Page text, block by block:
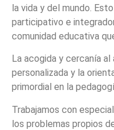
la vida y del mundo.
participativo e
comunidad educativa
La acogida y cercanía
personalizada y la
primordial en la
Trabajamos con
los problemas propios